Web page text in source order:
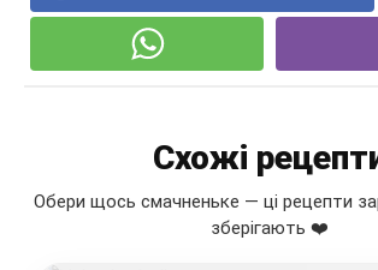
Схожі
Обери щось смачненьке — ці рецепти
зберігають ❤️